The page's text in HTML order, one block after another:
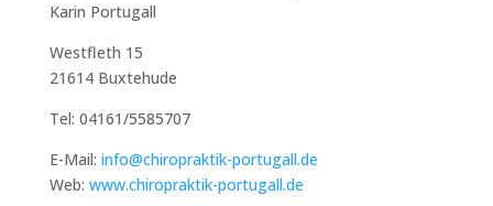
Karin Portugall
Westfleth 15
21614 Buxtehude
Tel: 04161/5585707
E-Mail: info@chiropraktik-portugall.de
Web: www.chiropraktik-portugall.de